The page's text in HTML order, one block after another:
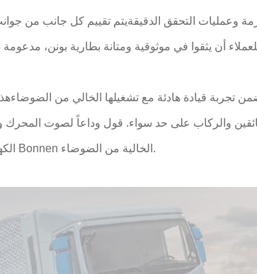
وعمليات التحقق الدقيقةيتم تقييم كل جانب من
تضمن تجربة قيادة هادئة مع تشغيلها الخالي من
والركاب على حد سواء. قول وداعاً لصوت المحرك
الكهربائية مع تكنولوجيا بطارية Bonnen الخالية من الضوضاء.